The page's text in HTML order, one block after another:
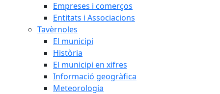
Empreses i comerços
Entitats i Associacions
Tavèrnoles
El municipi
Història
El municipi en xifres
Informació geogràfica
Meteorologia